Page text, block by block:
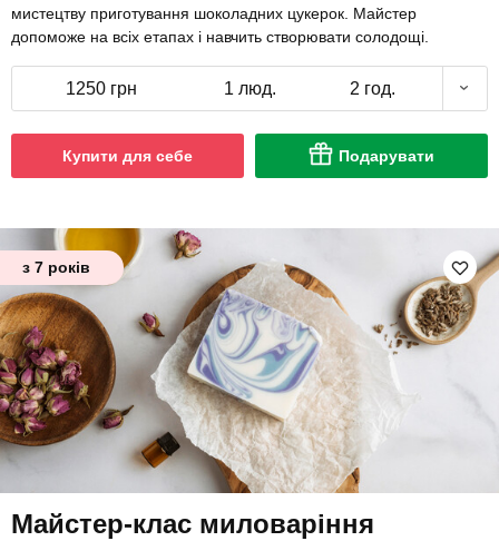
мистецтву приготування шоколадних цукерок. Майстер
допоможе на всіх етапах і навчить створювати солодощі.
1250 грн 1 люд. 2 год.
Купити для себе Подарувати
з 7 років
Майстер-клас миловаріння